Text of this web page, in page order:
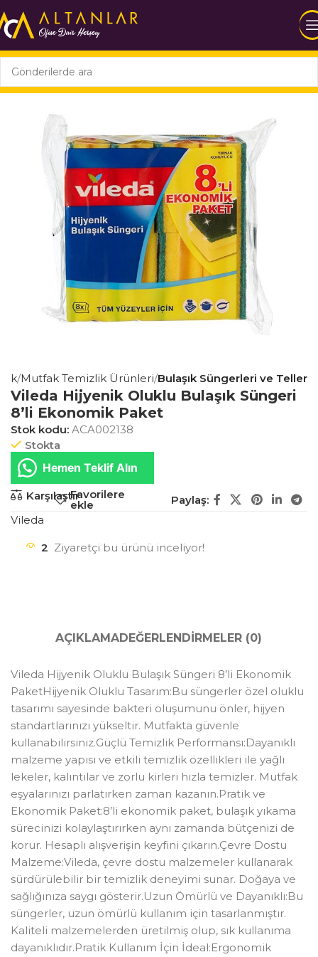
Mutfak Temizlik Ürünleri Bulaşık Süngerleri ve Teller
Vileda Hijyenik Oluklu Bulaşık Süngeri
8’li Ekonomik Paket
Stok kodu: ACA002138
Stokta
Hemen Teklif Alın
KarşılaştırFavorilere
ekle
Paylaş:
Vileda
2 Ziyaretçi bu ürünü inceliyor!
AÇIKLAMADEĞERLENDIRMELER (0)
Vileda Hijyenik Oluklu Bulaşık Süngeri 8’li Ekonomik
PaketHijyenik Oluklu Tasarım:Bu süngerler özel oluklu
tasarımı sayesinde bakteri oluşumunu önler, hijyen
standartlarınızı yükseltir. Mutfakta güvenle
kullanabilirsiniz.Güçlü Temizlik Performansı:Dayanıklı
malzeme yapısı ve etkili temizlik özellikleri ile yağlı
lekeler, kalıntılar ve zorlu kirleri hızla temizler. Mutfak
eşyalarınızı parlatırken zaman kazanın.Pratik ve
Ekonomik Paket:8’li ekonomik paket, bulaşık yıkama
sürecinizi kolaylaştırırken aynı zamanda bütçenizi de
korur. Hesaplı alışverişin keyfini çıkarın.Çevre Dostu
Malzeme:Vileda, çevre dostu malzemeler kullanarak
sürdürülebilir bir temizlik deneyimi sunar. Doğaya ve
sağlığınıza saygı gösterir.Uzun Ömürlü ve Dayanıklı:Bu
süngerler, uzun ömürlü kullanım için tasarlanmıştır.
Kaliteli malzemelerden üretilmiş olup, sık kullanıma
dayanıklıdır.Pratik Kullanım İçin İdeal:Ergonomik